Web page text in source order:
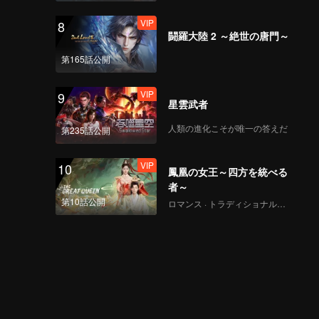
8
第165話公開
VIP
闘羅大陸 2 ～絶世の唐門～
9
第235話公開
VIP
星雲武者
人類の進化こそが唯一の答えだ
10
第10話公開
VIP
鳳凰の女王～四方を統べる
者～
ロマンス · トラディショナル・コスチューム · ファンタジー